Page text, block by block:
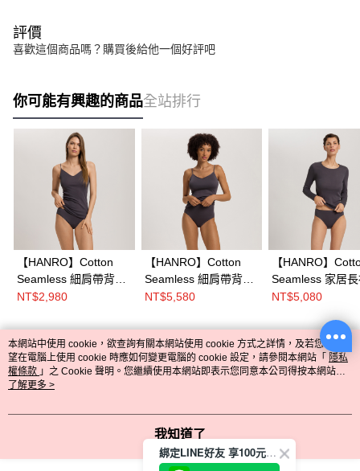
評價
喜歡這個商品嗎？購買後給他一個好評吧
你可能有興趣的商品全站排行
【HANRO】Cotton
Seamless 細肩帶背心
XS-L (珍珠黑)
NT$2,980
【HANRO】Cotton
Seamless 細肩帶背心
(附襯墊)XS-L (珍珠黑)
NT$5,580
【HANRO】
Seamless 家居
XS-L(珍珠黑)
NT$5,080
熱門標籤
本網站中使用 cookie，欲查詢有關本網站使用 cookie 方式之詳情，及若您不希
望在電腦上使用 cookie 時應如何變更電腦的 cookie 設定，請參閱本網站「 隱私
權條款 」之 Cookie 聲明。您繼續使用本網站即表示您同意本公司得按本網站使
用條款之 Cookie 聲明使用 cookie。
了解更多 >
我知道了
綁定LINE好友 享100元折價券